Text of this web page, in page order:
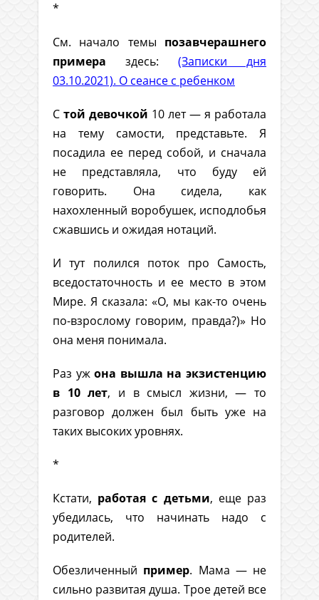
*
См. начало темы позавчерашнего
примера здесь: (Записки дня
03.10.2021). О сеансе с ребенком
С той девочкой 10 лет — я работала
на тему самости, представьте. Я
посадила ее перед собой, и сначала
не представляла, что буду ей
говорить. Она сидела, как
нахохленный воробушек, исподлобья
сжавшись и ожидая нотаций.
И тут полился поток про Самость,
вседостаточность и ее место в этом
Мире. Я сказала: «О, мы как-то очень
по-взрослому говорим, правда?)» Но
она меня понимала.
Раз ужона вышла на экзистенцию
в 10 лет, и в смысл жизни, — то
разговор должен был быть уже на
таких высоких уровнях.
*
Кстати, работая с детьми, еще раз
убедилась, что начинать надо с
родителей.
Обезличенный пример. Мама — не
сильно развитая душа. Трое детей все